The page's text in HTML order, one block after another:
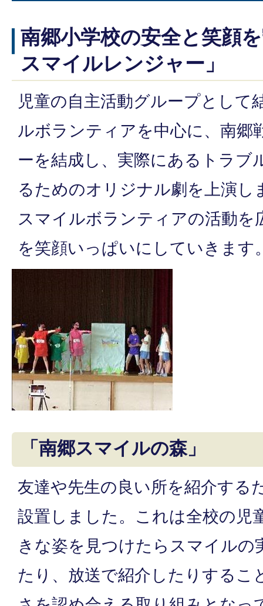
南郷小学校の安全と笑顔
スマイルレンジャー」
児童の自主活動グループとして
ルボランティアを中心に、南郷
ーを結成し、実際にあるトラブ
るためのオリジナル劇を上演し
スマイルボランティアの活動を
を笑顔いっぱいにしていきます
「南郷スマイルの森」
友達や先生の良い所を紹介する
設置しました。これは全校の児
きな姿を見つけたらスマイルの
たり、放送で紹介したりするこ